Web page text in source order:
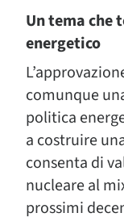
Un tema
energetico
comunque
politica
a costruire
consenta di
nucleare al
prossimi